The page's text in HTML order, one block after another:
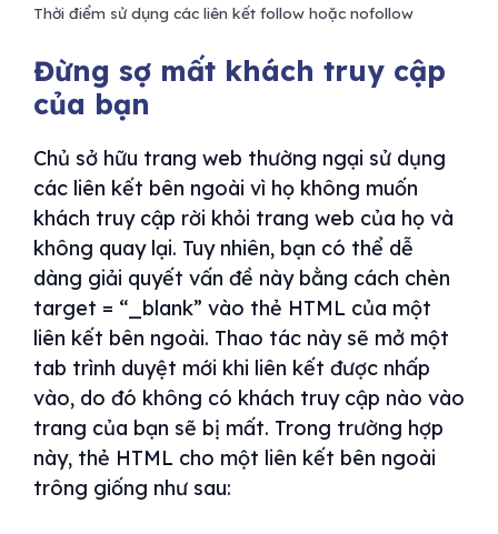
Thời điểm sử dụng các liên kết follow hoặc nofollow
Đừng sợ mất khách truy cập
của bạn
Chủ sở hữu trang web thường ngại sử dụng
các liên kết bên ngoài vì họ không muốn
khách truy cập rời khỏi trang web của họ và
không quay lại. Tuy nhiên, bạn có thể dễ
dàng giải quyết vấn đề này bằng cách chèn
target = “_blank” vào thẻ HTML của một
liên kết bên ngoài. Thao tác này sẽ mở một
tab trình duyệt mới khi liên kết được nhấp
vào, do đó không có khách truy cập nào vào
trang của bạn sẽ bị mất. Trong trường hợp
này, thẻ HTML cho một liên kết bên ngoài
trông giống như sau: